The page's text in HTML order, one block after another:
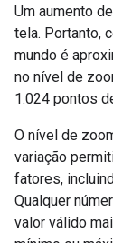
Um aumento
tela. Portanto,
mundo é
no nível de
1.024 pontos
O nível de
variação
fatores,
Qualquer
valor válido